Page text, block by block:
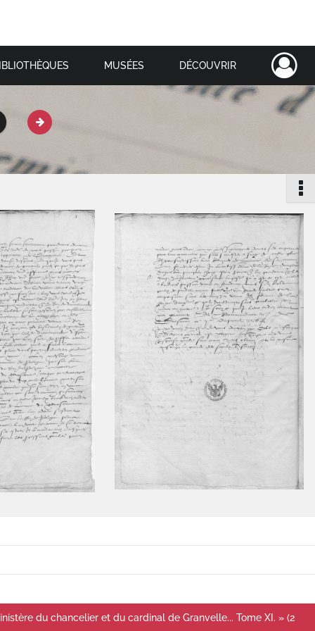
MUSÉES DÉCOUVRIR
du chancelier et du cardinal de Granvelle... Tome XI. » (2